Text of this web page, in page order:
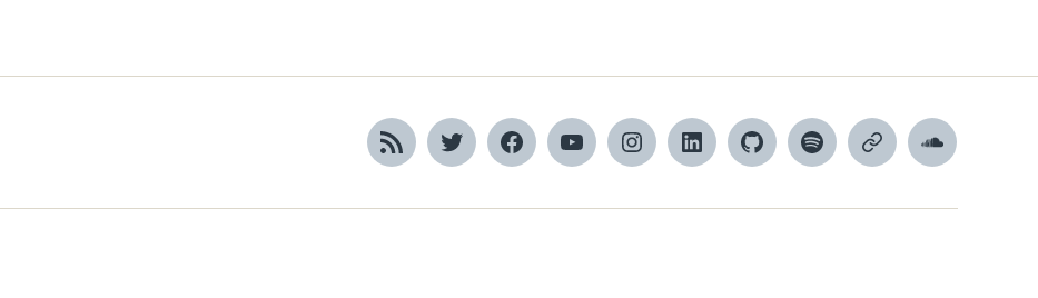
RSS TwitterFacebookYouTubeInstagramLinkedInGitHubSpotifyApple
SoundCloud